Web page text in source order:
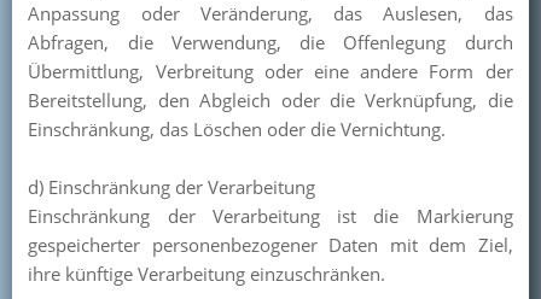
Anpassung oder Veränderung, das Auslesen, das
Abfragen, die Verwendung, die Offenlegung durch
Übermittlung, Verbreitung oder eine andere Form der
Bereitstellung, den Abgleich oder die Verknüpfung, die
Einschränkung, das Löschen oder die Vernichtung.
d) Einschränkung der Verarbeitung
Einschränkung der Verarbeitung ist die Markierung
gespeicherter personenbezogener Daten mit dem Ziel,
ihre künftige Verarbeitung einzuschränken.